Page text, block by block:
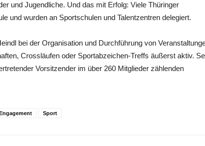
und Jugendliche. Und das mit Erfolg: Viele Thüringer
und wurden an Sportschulen und Talentzentren delegiert.
bei der Organisation und Durchführung von
Crossläufen oder Sportabzeichen-Treffs äußerst aktiv.
Vorsitzender im über 260 Mitglieder zählenden
Sport